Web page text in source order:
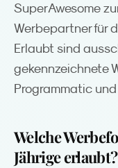
SuperAwesome
Werbepartner für
Erlaubt sind
gekennzeichnete
Programmatic
Welche
Jährige erlaubt?